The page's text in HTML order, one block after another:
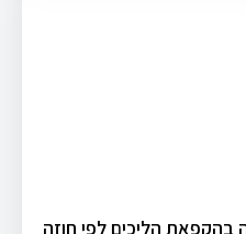
בהקפאת הליכים לפי חוזה